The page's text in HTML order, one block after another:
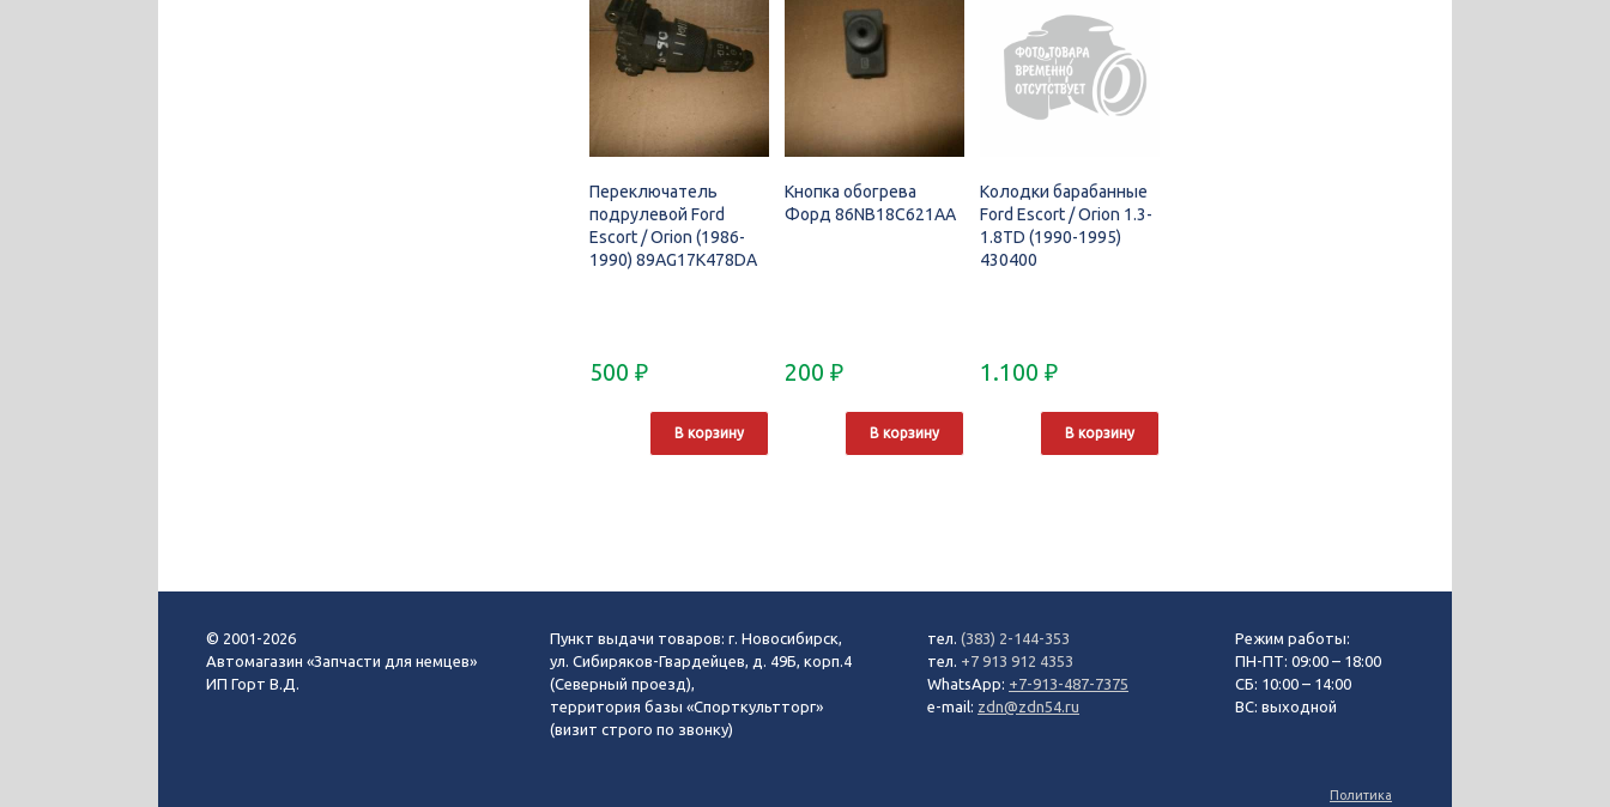
Переключатель
подрулевой Ford
Escort / Orion (1986-
1990) 89AG17K478DA
500₽
В корзину
Кнопка обогрева
Форд 86NB18C621AA
200 ₽
В корзину
Колодки барабанные
Ford Escort / Orion 1.3-
1.8TD (1990-1995)
430400
1.100 ₽
В корзину
© 2001-2026
Автомагазин «Запчасти для немцев»
ИП Горт В.Д.
Пункт выдачи товаров: г. Новосибирск,
ул. Сибиряков-Гвардейцев, д. 49Б, корп.4
(Северный проезд),
территория базы «Спорткультторг»
(визит строго по звонку)
тел.(383) 2-144-353
тел. +7 913 912 4353
WhatsApp: +7-913-487-7375
e-mail: zdn@zdn54.ru
Режим работы:
ПН-ПТ: 09:00 – 18:00
СБ: 10:00 – 14:00
ВС: выходной
Политика